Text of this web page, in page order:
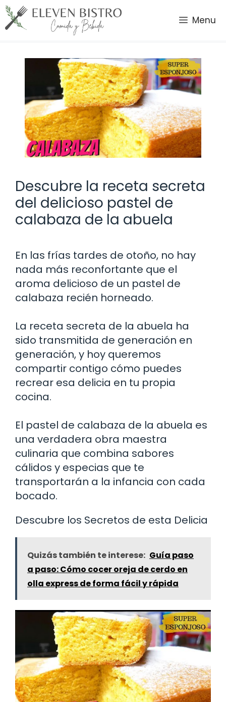
Saltar
al
contenido
Menu
Descubre la receta secreta
del delicioso pastel de
calabaza de la abuela
En las frías tardes de otoño, no hay
nada más reconfortante que el
aroma delicioso de un pastel de
calabaza recién horneado.
La receta secreta de la abuela ha
sido transmitida de generación en
generación, y hoy queremos
compartir contigo cómo puedes
recrear esa delicia en tu propia
cocina.
El pastel de calabaza de la abuela es
una verdadera obra maestra
culinaria que combina sabores
cálidos y especias que te
transportarán a la infancia con cada
bocado.
Descubre los Secretos de esta Delicia
Quizás también te interese: Guía paso
a paso: Cómo cocer oreja de cerdo en
olla express de forma fácil y rápida